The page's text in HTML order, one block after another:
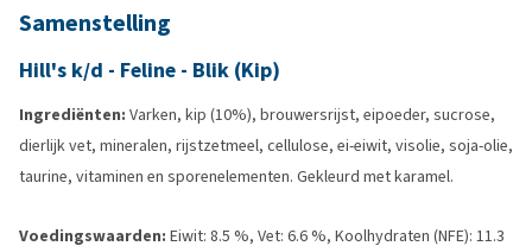
Samenstelling
Hill's k/d - Feline - Blik (Kip)
Ingrediënten: Varken, kip (10%), brouwersrijst, eipoeder, sucrose,
dierlijk vet, mineralen, rijstzetmeel, cellulose, ei-eiwit, visolie, soja-olie,
taurine, vitaminen en sporenelementen. Gekleurd met karamel.
Voedingswaarden: Eiwit: 8.5 %, Vet: 6.6 %, Koolhydraten (NFE): 11.3